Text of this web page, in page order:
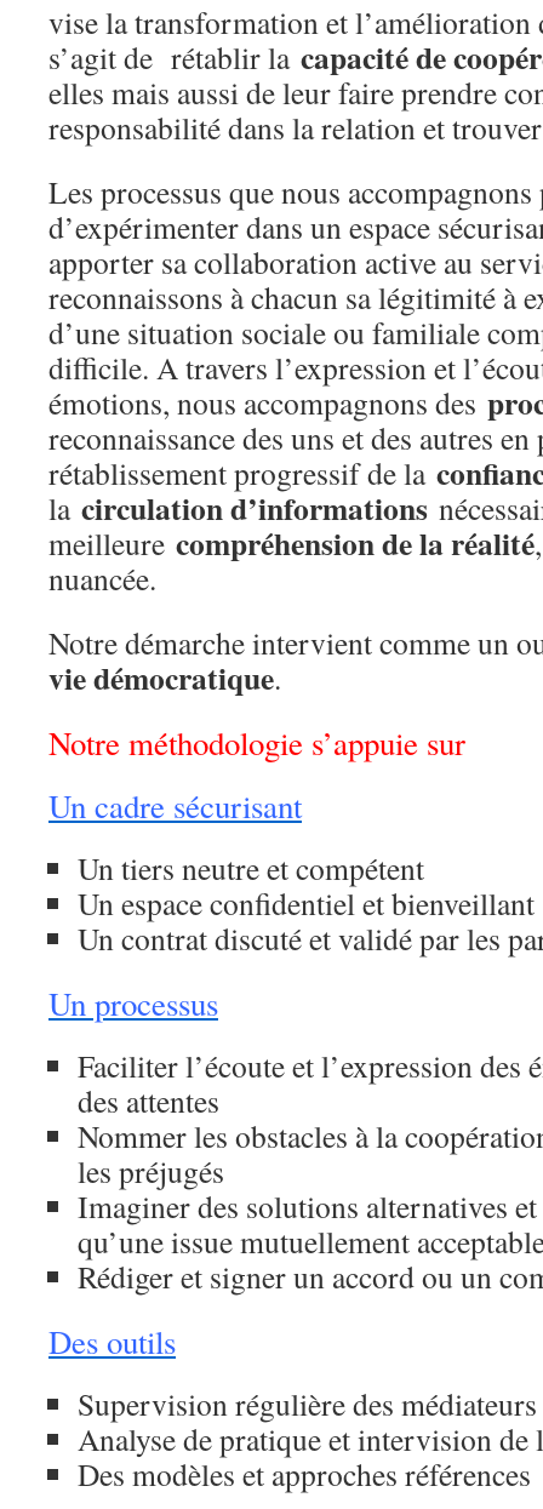
vise la transformation et
s’agit de rétablir lacapacité de
elles mais aussi de leur faire prendre
responsabilité dans la relation et
Les processus que nous
d’expérimenter dans un espace
apporter sa collaboration active au
reconnaissons à chacun sa légitimité à
d’une situation sociale ou familiale
difficile. A travers l’expression et
émotions, nous accompagnons des
reconnaissance des uns et des autres en
rétablissement progressif de la
la circulation d’informations
meilleure compréhension de la réalité
nuancée.
Notre démarche intervient comme un
vie démocratique.
Notre méthodologie s’appuie sur
Un cadre sécurisant
Un tiers neutre et compétent
Un espace confidentiel et bienveillant
Un contrat discuté et validé par les
Un processus
Faciliter l’écoute et l’expression des
des attentes
Nommer les obstacles à la
les préjugés
Imaginer des solutions alternatives
qu’une issue mutuellement
Rédiger et signer un accord ou un
Des outils
Supervision régulière des
Analyse de pratique et intervision de
Des modèles et approches références